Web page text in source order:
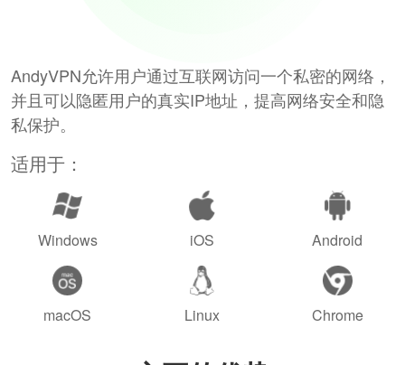
AndyVPN允许用户通过互联网访问一个私密的网络，
并且可以隐匿用户的真实IP地址，提高网络安全和隐
私保护。
适用于：
Windows iOS Android
macOS Linux Chrome